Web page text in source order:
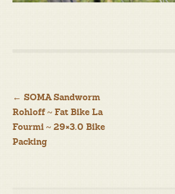
Navigation
de
l’article
← SOMA Sandworm
Rohloff ~ Fat Bike La
Fourmi ~ 29×3.0 Bike
Packing